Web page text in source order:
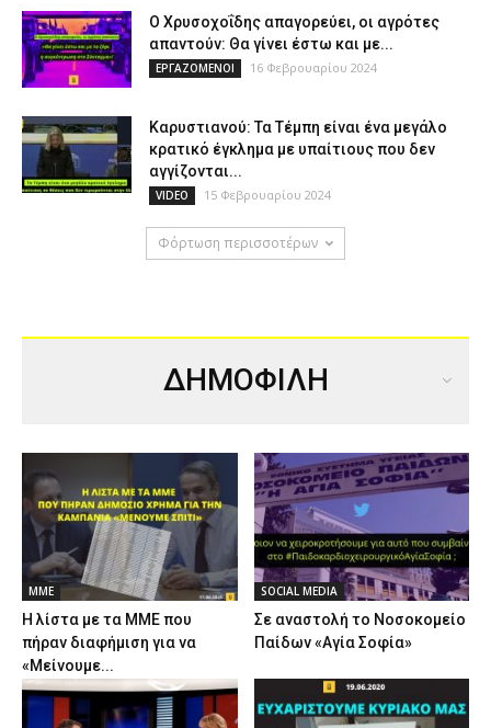
Ο Χρυσοχοΐδης απαγορεύει, οι αγρότες
απαντούν: Θα γίνει έστω και με...
ΕΡΓΑΖΟΜΕΝΟΙ 16 Φεβρουαρίου 2024
Καρυστιανού: Τα Τέμπη είναι ένα μεγάλο
κρατικό έγκλημα με υπαίτιους που δεν
αγγίζονται...
VIDEO 15 Φεβρουαρίου 2024
Φόρτωση περισσοτέρων
ΔΗΜΟΦΙΛΗ
ΜΜΕ
Η λίστα με τα ΜΜΕ που
πήραν διαφήμιση για να
«Μείνουμε...
SOCIAL MEDIA
Σε αναστολή το Νοσοκομείο
Παίδων «Αγία Σοφία»